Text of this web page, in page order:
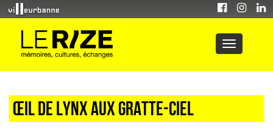
ŒIL DE LYNX AUX GRATTE-CIEL